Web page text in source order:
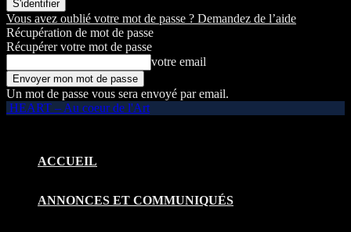
Vous avez oublié votre mot de passe ? Demandez de l’aide
Récupération de mot de passe
Récupérer votre mot de passe
votre email
Un mot de passe vous sera envoyé par email.
HEART – Au coeur de l'Art
ACCUEIL
ANNONCES ET COMMUNIQUÉS